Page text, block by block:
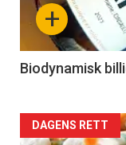
4
+
Biodynamisk
Forsiden
DAGENS RETT